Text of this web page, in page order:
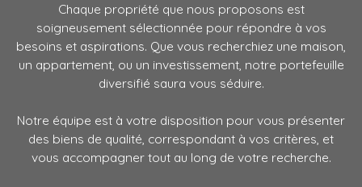
Chaque propriété que nous proposons est
soigneusement sélectionnée pour répondre à vos
besoins et aspirations. Que vous recherchiez une maison,
un appartement, ou un investissement, notre portefeuille
diversifié saura vous séduire.
Notre équipe est à votre disposition pour vous présenter
des biens de qualité, correspondant à vos critères, et
vous accompagner tout au long de votre recherche.